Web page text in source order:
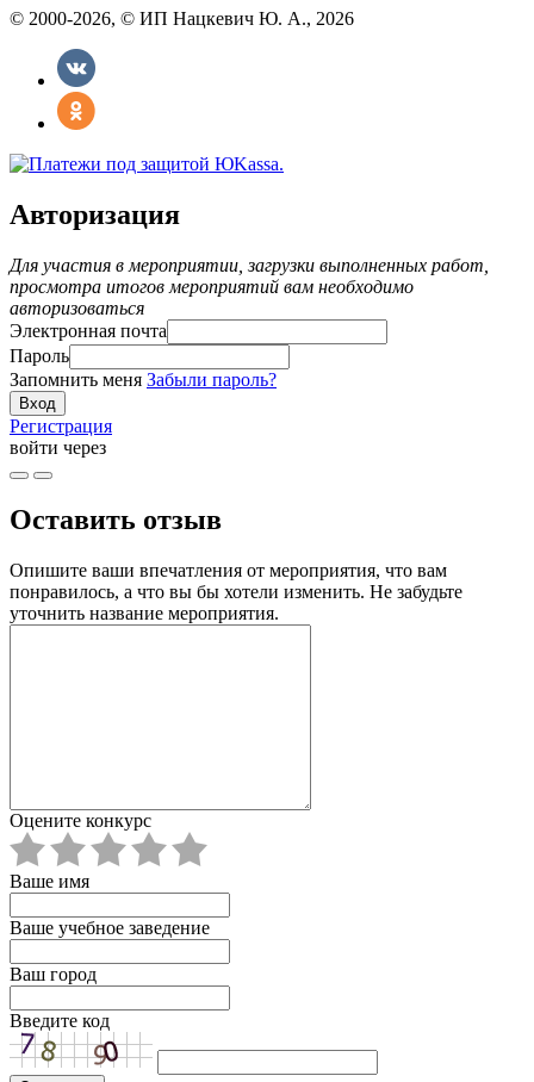
© 2000-2026, © ИП Нацкевич Ю. А., 2026
Авторизация
Для участия в мероприятии, загрузки выполненных работ,
просмотра итогов мероприятий вам необходимо
авторизоваться
Электронная почта
Пароль
Запомнить меня Забыли пароль?
Регистрация
войти через
Оставить отзыв
Опишите ваши впечатления от мероприятия, что вам
понравилось, а что вы бы хотели изменить. Не забудьте
уточнить название мероприятия.
Оцените конкурс
Ваше имя
Ваше учебное заведение
Ваш город
Введите код